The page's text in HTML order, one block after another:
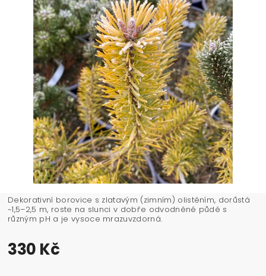
Dekorativní borovice s zlatavým (zimním) olistěním, dorůstá
~1,5–2,5 m, roste na slunci v dobře odvodněné půdě s
různým pH a je vysoce mrazuvzdorná.
330 Kč